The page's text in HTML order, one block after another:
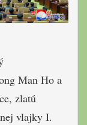
Man Ho a
zlatú
vlajky I.